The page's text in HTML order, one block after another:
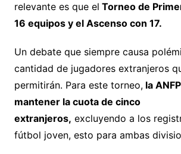
relevante es que el Torneo de
16 equipos y el Ascenso con 17.
Un debate que siempre causa
cantidad de jugadores extranjeros
permitirán. Para este torneo,la
mantener la cuota de cinco
extranjeros, excluyendo a los
fútbol joven, esto para ambas